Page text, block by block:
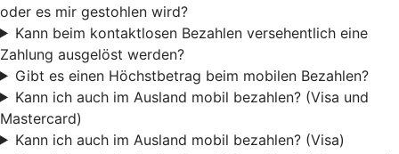
oder es mir gestohlen wird?
Kann beim kontaktlosen Bezahlen versehentlich eine
Zahlung ausgelöst werden?
Gibt es einen Höchstbetrag beim mobilen Bezahlen?
Kann ich auch im Ausland mobil bezahlen? (Visa und
Mastercard)
Kann ich auch im Ausland mobil bezahlen? (Visa)